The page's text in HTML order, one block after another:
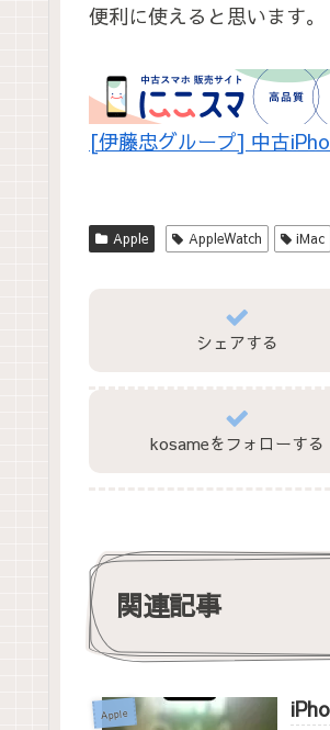
便利に使えると思います。
[伊藤忠グループ] 中古
Apple AppleWatch iMac
シェアする
kosameをフォローする
関連記事
Apple